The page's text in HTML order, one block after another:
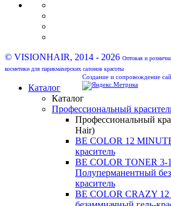
© VISIONHAIR, 2014 - 2026 Оптовая и
косметики для парикмахерских салонов красоты
Создание и сопровождение
Каталог
Каталог
Профессиональный
Профессиональный
Hair)
BE COLOR 12
краситель
BE COLOR TONER 3-
Полуперманентный
краситель
BE COLOR CRAZY